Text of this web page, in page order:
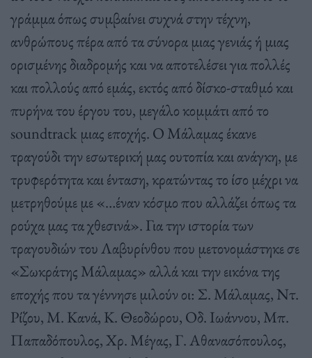
γράμμα όπως συμβαίνει συχνά στην τέχνη,
ανθρώπους πέρα από τα σύνορα μιας γενιάς ή μιας
ορισμένης διαδρομής και να αποτελέσει για πολλές
και πολλούς από εμάς, εκτός από δίσκο-σταθμό και
πυρήνα του έργου του, μεγάλο κομμάτι από το
soundtrack μιας εποχής. Ο Μάλαμας έκανε
τραγούδι την εσωτερική μας ουτοπία και ανάγκη, με
τρυφερότητα και ένταση, κρατώντας το ίσο μέχρι να
μετρηθούμε με «…έναν κόσμο που αλλάζει όπως τα
ρούχα μας τα χθεσινά». Για την ιστορία των
τραγουδιών του Λαβυρίνθου που μετονομάστηκε σε
«Σωκράτης Μάλαμας» αλλά και την εικόνα της
εποχής που τα γέννησε μιλούν οι: Σ. Μάλαμας, Ντ.
Ρίζου, Μ. Κανά, Κ. Θεοδώρου, Οδ. Ιωάννου, Μπ.
Παπαδόπουλος, Χρ. Μέγας, Γ. Αθανασόπουλος,